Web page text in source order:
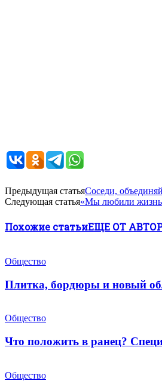
Предыдущая статьяСоседи,
Следующая статья«Мы любили
Похожие статьиЕЩЕ ОТ
Общество
Плитка, бордюры и новый
Общество
Что положить в ранец?
Общество